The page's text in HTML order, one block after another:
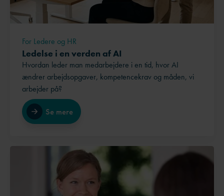
For Ledere og HR
Ledelse i en verden af AI
Hvordan leder man medarbejdere i en tid, hvor AI
ændrer arbejdsopgaver, kompetencekrav og måden, vi
arbejder på?
Se mere